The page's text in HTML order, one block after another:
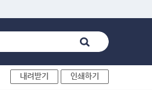
내려받기 인쇄하기